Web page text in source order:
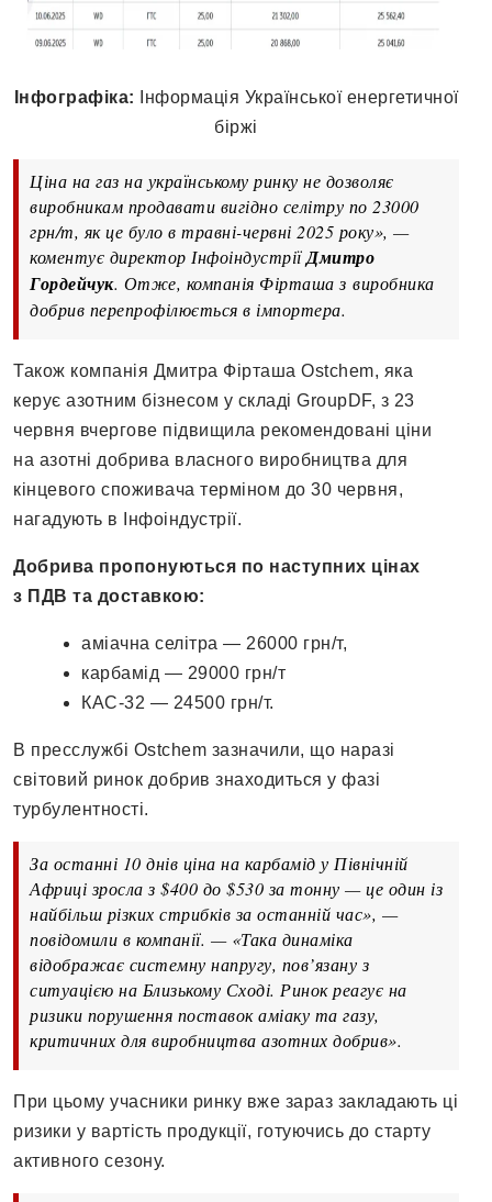
Інфографіка: Інформація Української енергетичної
біржі
Ціна на газ на українському ринку не дозволяє
виробникам продавати вигідно селітру по 23000
грн/т, як це було в травні-червні 2025 року», —
коментує директор ІнфоіндустріїДмитро
Гордейчук. Отже, компанія Фірташа з виробника
добрив перепрофілюється в імпортера.
Також компанія Дмитра Фірташа Ostchem, яка
керує азотним бізнесом у складі GroupDF, з 23
червня вчергове підвищила рекомендовані ціни
на азотні добрива власного виробництва для
кінцевого споживача терміном до 30 червня,
нагадують в Інфоіндустрії.
Добрива пропонуються по наступних цінах
з ПДВ та доставкою:
аміачна селітра — 26000 грн/т,
карбамід — 29000 грн/т
КАС-32 — 24500 грн/т.
В пресслужбі Ostchem зазначили, що наразі
світовий ринок добрив знаходиться у фазі
турбулентності.
За останні 10 днів ціна на карбамід у Північній
Африці зросла з $400 до $530 за тонну — це один із
найбільш різких стрибків за останній час», —
повідомили в компанії. — «Така динаміка
відображає системну напругу, пов’язану з
ситуацією на Близькому Сході. Ринок реагує на
ризики порушення поставок аміаку та газу,
критичних для виробництва азотних добрив».
При цьому учасники ринку вже зараз закладають ці
ризики у вартість продукції, готуючись до старту
активного сезону.